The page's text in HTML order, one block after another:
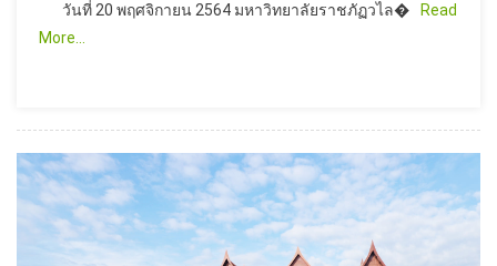
วันที่ 20 พฤศจิกายน 2564 มหาวิทยาลัยราชภัฏวไล�
Read
More…